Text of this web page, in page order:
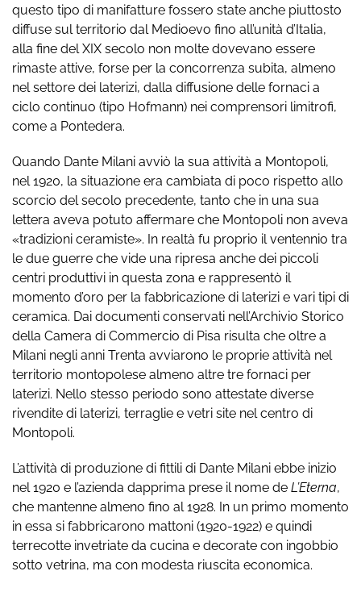
questo tipo di manifatture fossero state anche piuttosto
diffuse sul territorio dal Medioevo fino all’unità d’Italia,
alla fine del XIX secolo non molte dovevano essere
rimaste attive, forse per la concorrenza subita, almeno
nel settore dei laterizi, dalla diffusione delle fornaci a
ciclo continuo (tipo Hofmann) nei comprensori limitrofi,
come a Pontedera.
Quando Dante Milani avviò la sua attività a Montopoli,
nel 1920, la situazione era cambiata di poco rispetto allo
scorcio del secolo precedente, tanto che in una sua
lettera aveva potuto affermare che Montopoli non aveva
«tradizioni ceramiste». In realtà fu proprio il ventennio tra
le due guerre che vide una ripresa anche dei piccoli
centri produttivi in questa zona e rappresentò il
momento d’oro per la fabbricazione di laterizi e vari tipi di
ceramica. Dai documenti conservati nell’Archivio Storico
della Camera di Commercio di Pisa risulta che oltre a
Milani negli anni Trenta avviarono le proprie attività nel
territorio montopolese almeno altre tre fornaci per
laterizi. Nello stesso periodo sono attestate diverse
rivendite di laterizi, terraglie e vetri site nel centro di
Montopoli.
L’attività di produzione di fittili di Dante Milani ebbe inizio
nel 1920 e l’azienda dapprima prese il nome de L’Eterna,
che mantenne almeno fino al 1928. In un primo momento
in essa si fabbricarono mattoni (1920-1922) e quindi
terrecotte invetriate da cucina e decorate con ingobbio
sotto vetrina, ma con modesta riuscita economica.